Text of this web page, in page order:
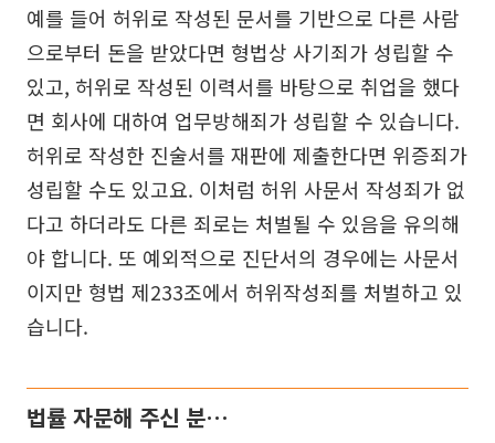
예를 들어 허위로 작성된 문서를 기반으로 다른 사람
으로부터 돈을 받았다면 형법상 사기죄가 성립할 수
있고, 허위로 작성된 이력서를 바탕으로 취업을 했다
면 회사에 대하여 업무방해죄가 성립할 수 있습니다.
허위로 작성한 진술서를 재판에 제출한다면 위증죄가
성립할 수도 있고요. 이처럼 허위 사문서 작성죄가 없
다고 하더라도 다른 죄로는 처벌될 수 있음을 유의해
야 합니다. 또 예외적으로 진단서의 경우에는 사문서
이지만 형법 제233조에서 허위작성죄를 처벌하고 있
습니다.
법률 자문해 주신 분…